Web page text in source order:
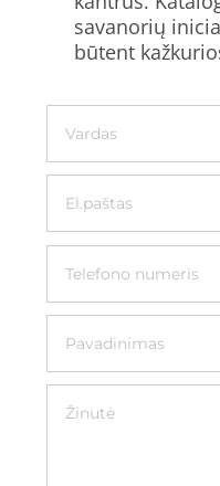
savanorių
būtent